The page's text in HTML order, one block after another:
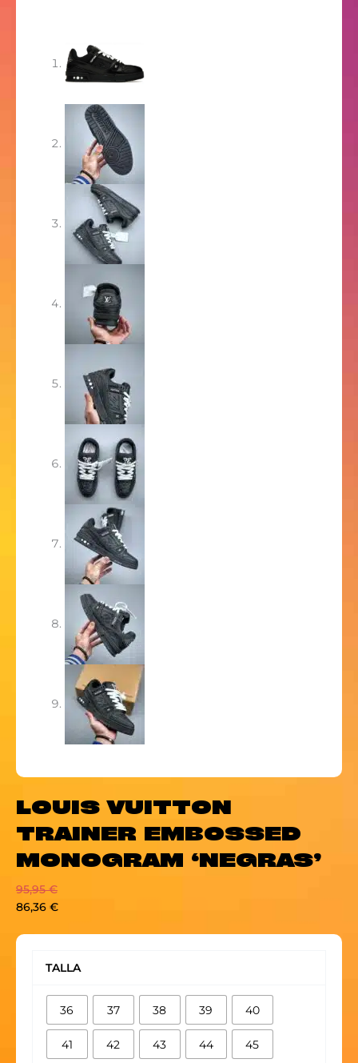
LOUIS VUITTON
TRAINER EMBOSSED
MONOGRAM ‘NEGRAS’
95,95€
86,36 €
TALLA
36 37 38 39 40
41 42 43 44 45
EMBOSSED
MONOGRAM
'NEGRAS'
cantidad